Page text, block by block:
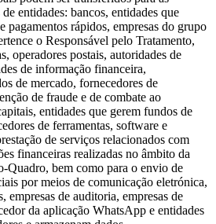
entidades: bancos, entidades que
pagamentos rápidos, empresas do grupo
o Responsável pelo Tratamento,
operadores postais, autoridades de
de informação financeira,
de mercado, fornecedores de
de fraude e de combate ao
entidades que gerem fundos de
de ferramentas, software e
de serviços relacionados com
financeiras realizadas no âmbito da
Quadro, bem como para o envio de
por meios de comunicação eletrónica,
empresas de auditoria, empresas de
da aplicação WhatsApp e entidades